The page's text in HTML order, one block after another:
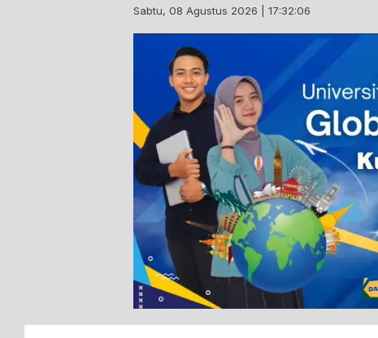
Sabtu, 08 Agustus 2026 | 17:32:06